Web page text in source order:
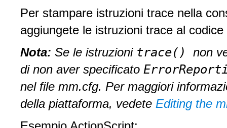
Per stampare istruzioni trace nella
aggiungete le istruzioni trace al
Nota: Se le istruzioni trace() non
di non aver specificato
nel file mm.cfg. Per maggiori
della piattaforma, vedete Editing the